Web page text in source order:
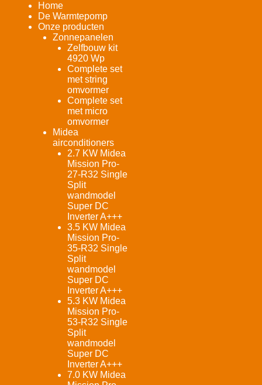
Home
De Warmtepomp
Onze producten
Zonnepanelen
Zelfbouw kit
4920 Wp
Complete set
met string
omvormer
Complete set
met micro
omvormer
Midea
airconditioners
2.7 KW Midea
Mission Pro-
27-R32 Single
Split
wandmodel
Super DC
Inverter A+++
3.5 KW Midea
Mission Pro-
35-R32 Single
Split
wandmodel
Super DC
Inverter A+++
5.3 KW Midea
Mission Pro-
53-R32 Single
Split
wandmodel
Super DC
Inverter A+++
7.0 KW Midea